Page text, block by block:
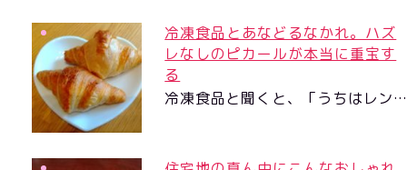
冷凍食品とあなどるなかれ。ハズ
レなしのピカールが本当に重宝す
る
冷凍食品と聞くと、「うちはレン